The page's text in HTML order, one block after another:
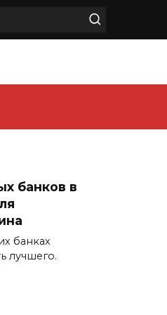
банков в
банках
лучшего.